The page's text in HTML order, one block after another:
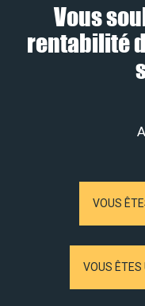
Vous
rentabilité
VOUS
VOUS ÊTES